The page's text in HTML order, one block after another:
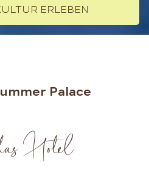
ERLEBEN
Palace
Hotel